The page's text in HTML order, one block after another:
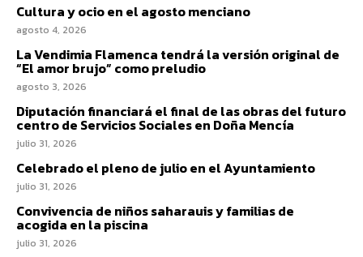
Cultura y ocio en el agosto menciano
agosto 4, 2026
La Vendimia Flamenca tendrá la versión original de
“El amor brujo” como preludio
agosto 3, 2026
Diputación financiará el final de las obras del futuro
centro de Servicios Sociales en Doña Mencía
julio 31, 2026
Celebrado el pleno de julio en el Ayuntamiento
julio 31, 2026
Convivencia de niños saharauis y familias de
acogida en la piscina
julio 31, 2026